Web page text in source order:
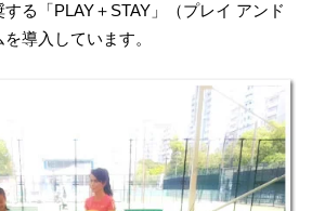
る「PLAY＋STAY」（プレイ アンド
導入しています。